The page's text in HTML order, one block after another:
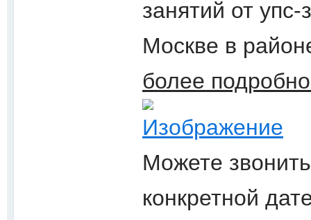
занятий от
Москве в
более
Можете
конкретной